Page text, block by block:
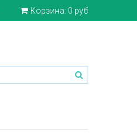
Корзина: 0 руб